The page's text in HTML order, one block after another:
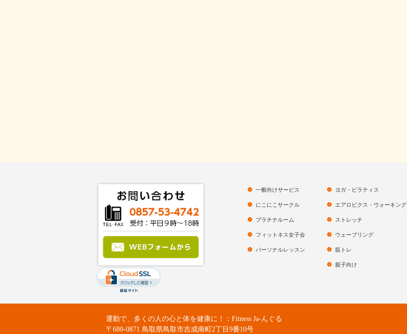
一般向けサービス
にこにこサークル
プラチナルーム
フィットネス女子会
パーソナルレッスン
ヨガ・ピラティス
エアロビクス・ウォーキング
ストレッチ
ウェーブリング
筋トレ
親子向け
運動で、多くの人の心と体を健康に！：Fitness Ja-んぐる
〒680-0871 鳥取県鳥取市吉成南町2丁目9番10号